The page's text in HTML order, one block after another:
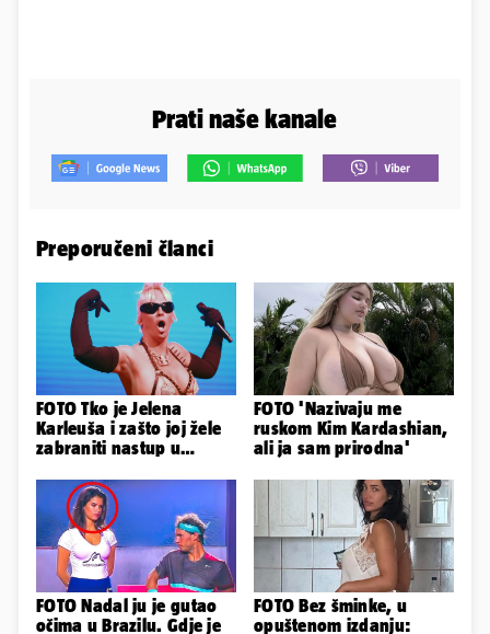
Prati naše kanale
Preporučeni članci
FOTO Tko je Jelena
Karleuša i zašto joj žele
zabraniti nastup u
govorila...
FOTO 'Nazivaju me
ruskom Kim Kardashian,
ali ja sam prirodna'
FOTO Nadal ju je gutao
očima u Brazilu. Gdje je
FOTO Bez šminke, u
opuštenom izdanju: